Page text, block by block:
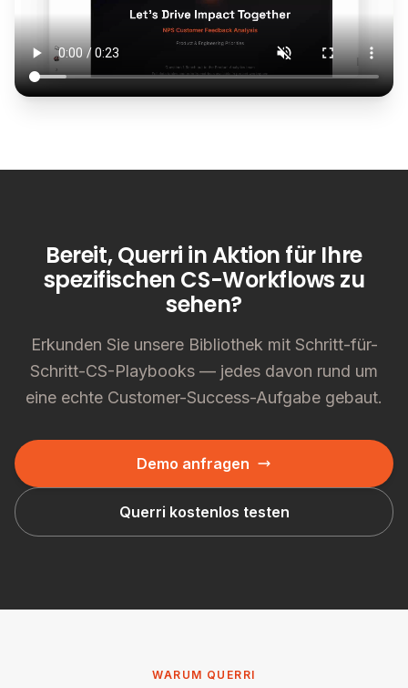
Bereit, Querri in Aktion für Ihre
spezifischen CS-Workflows zu
sehen?
Erkunden Sie unsere Bibliothek mit Schritt-für-
Schritt-CS-Playbooks — jedes davon rund um
eine echte Customer-Success-Aufgabe gebaut.
Demo anfragen
Querri kostenlos testen
WARUM QUERRI